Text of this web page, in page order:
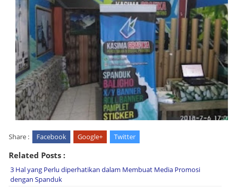
Share : Facebook Google+ Twitter
Related Posts :
3 Hal yang Perlu diperhatikan dalam Membuat Media Promosi
dengan Spanduk